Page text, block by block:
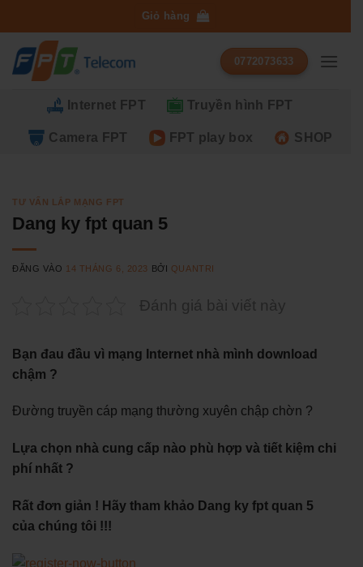
qua
dung
Giỏ hàng
0772073633
Internet FPT Truyền hình FPT
Camera FPT FPT play box SHOP
TƯ VẤN LẮP MẠNG FPT
Dang ky fpt quan 5
ĐĂNG VÀO 14 THÁNG 6, 2023 BỞI QUANTRI
Đánh giá bài viết này
Bạn đau đầu vì mạng Internet nhà mình download
chậm ?
Đường truyền cáp mạng thường xuyên chập chờn ?
Lựa chọn nhà cung cấp nào phù hợp và tiết kiệm chi
phí nhất ?
Rất đơn giản ! Hãy tham khảo Dang ky fpt quan 5
của chúng tôi !!!